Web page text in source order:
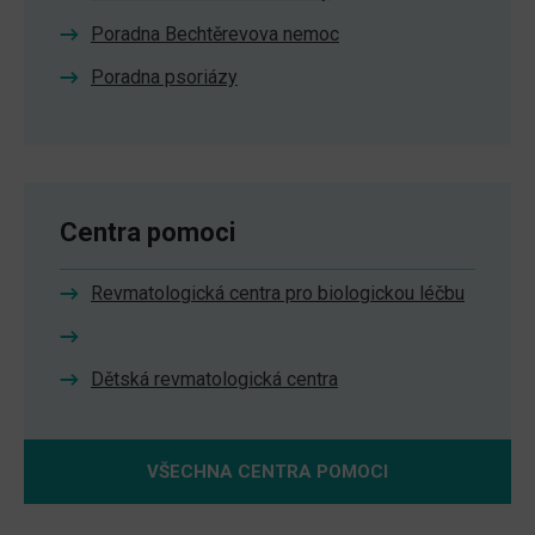
Poradna Bechtěrevova nemoc
Poradna psoriázy
Centra pomoci
Revmatologická centra pro biologickou léčbu
Dětská revmatologická centra
VŠECHNA CENTRA POMOCI